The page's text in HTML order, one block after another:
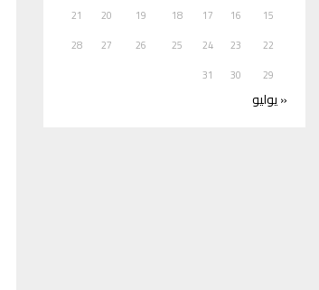
15
16
17
18
19
20
21
22
23
24
25
26
27
28
29
30
31
« يوليو